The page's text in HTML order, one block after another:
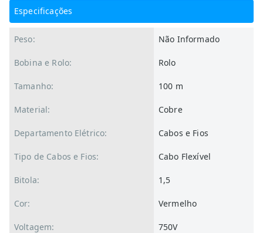
Especificações
Peso: Não Informado
Bobina e Rolo: Rolo
Tamanho: 100 m
Material: Cobre
Departamento Elétrico: Cabos e Fios
Tipo de Cabos e Fios: Cabo Flexível
Bitola: 1,5
Cor: Vermelho
Voltagem: 750V